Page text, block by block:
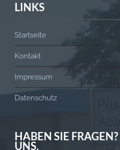
LINKS
Startseite
Kontakt
Impressum
Datenschutz
HABEN SIE
UNS.